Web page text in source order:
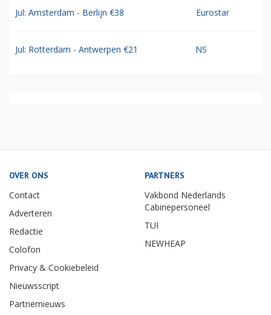
Jul: Amsterdam - Berlijn €38 Eurostar
Jul: Rotterdam - Antwerpen €21 NS
OVER ONS
Contact
Adverteren
Redactie
Colofon
Privacy & Cookiebeleid
Nieuwsscript
Partnernieuws
PARTNERS
Vakbond Nederlands
Cabinepersoneel
TUI
NEWHEAP